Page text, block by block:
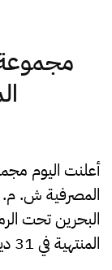
المصرفية ش. م.
المنتهية في 31 ديسمبر 2022.